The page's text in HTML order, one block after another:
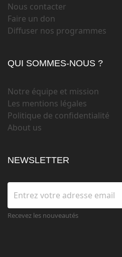
Nous contacter
Faire un don
Diffuser nos programmes
QUI SOMMES-NOUS ?
Notre équipe et mission
Les mentions légales
Politique de confidentialité
About us
NEWSLETTER
Recevez les nouveautés